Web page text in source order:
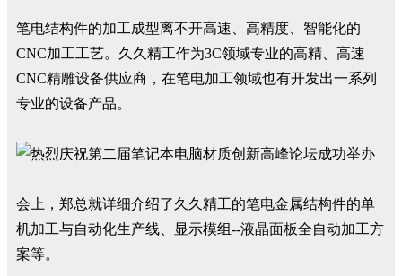
笔电结构件的加工成型离不开高速、高精度、智能化的
CNC加工工艺。久久精工作为3C领域专业的高精、高速
CNC精雕设备供应商，在笔电加工领域也有开发出一系列
专业的设备产品。
会上，郑总就详细介绍了久久精工的笔电金属结构件的单
机加工与自动化生产线、显示模组--液晶面板全自动加工方
案等。